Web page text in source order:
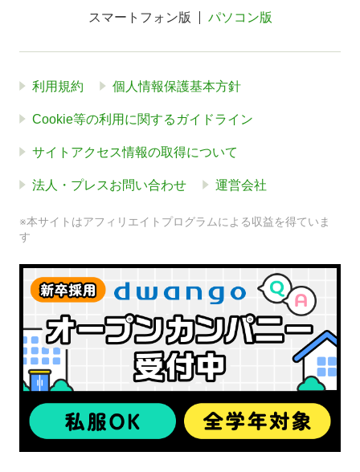
スマートフォン版 パソコン版
利用規約 個人情報保護基本方針
Cookie等の利用に関するガイドライン
サイトアクセス情報の取得について
法人・プレスお問い合わせ 運営会社
※本サイトはアフィリエイトプログラムによる収益を得ていま
す